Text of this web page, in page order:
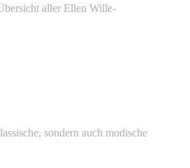
aller Ellen Wille-
sondern auch modische